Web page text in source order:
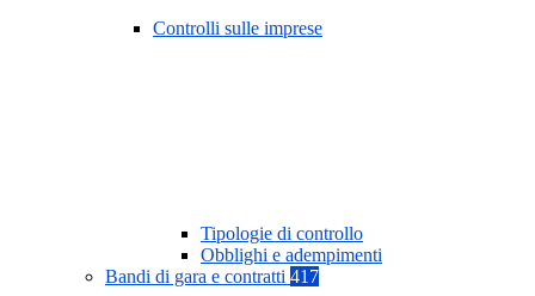
Controlli sulle imprese
Tipologie di controllo
Obblighi e adempimenti
Bandi di gara e contratti 417